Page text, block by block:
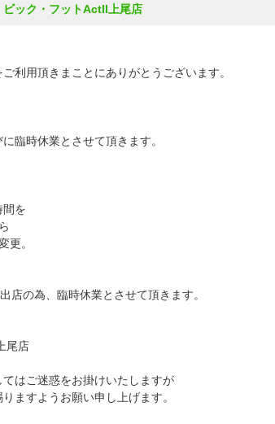
ビック・フットActII上尾店
利用頂きまことにありがとうございます。
臨時休業とさせて頂きます。
を
更。
店の為、臨時休業とさせて頂きます。
尾店
はご迷惑をお掛けいたしますが
ますようお願い申し上げます。